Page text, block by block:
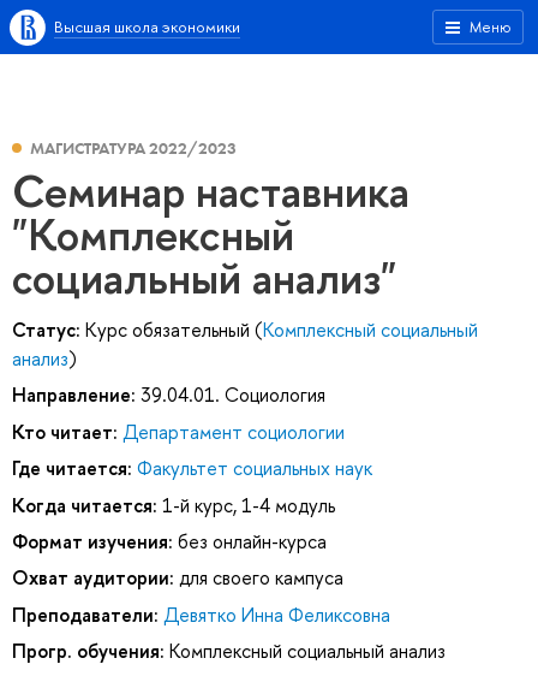
Меню
Высшая школа экономики
МАГИСТРАТУРА 2022/2023
Семинар наставника
"Комплексный
социальный анализ"
Статус: Курс обязательный (Комплексный социальный
анализ)
Направление: 39.04.01. Социология
Кто читает: Департамент социологии
Где читается: Факультет социальных наук
Когда читается: 1-й курс, 1-4 модуль
Формат изучения: без онлайн-курса
Охват аудитории: для своего кампуса
Преподаватели: Девятко Инна Феликсовна
Прогр. обучения: Комплексный социальный анализ